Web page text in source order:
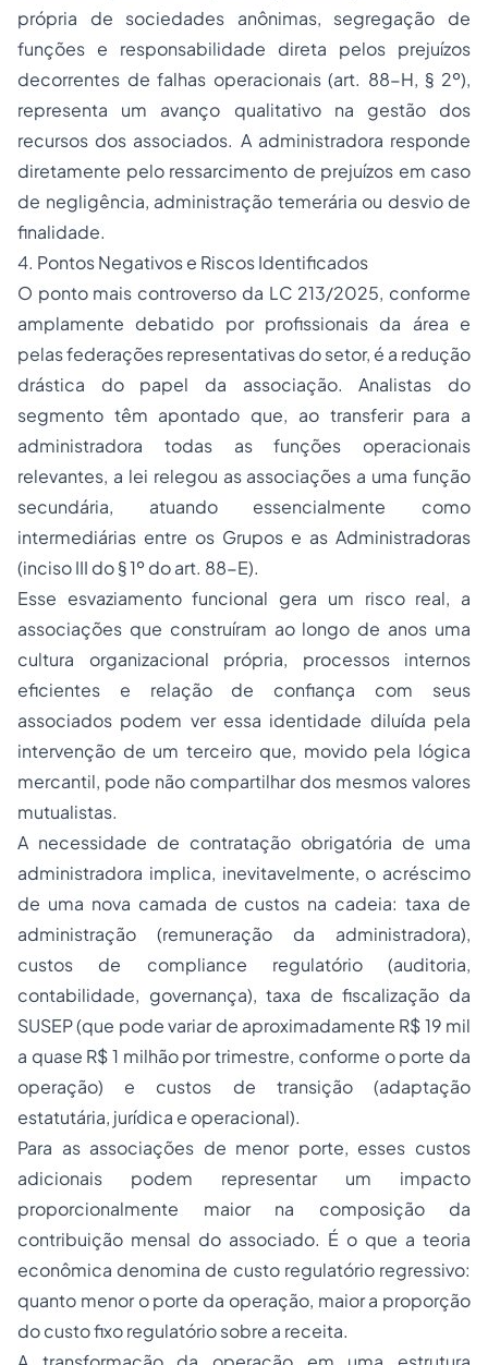
própria de sociedades anônimas, segregação de
funções e responsabilidade direta pelos prejuízos
decorrentes de falhas operacionais (art. 88-H, § 2º),
representa um avanço qualitativo na gestão dos
recursos dos associados. A administradora responde
diretamente pelo ressarcimento de prejuízos em caso
de negligência, administração temerária ou desvio de
finalidade.
4. Pontos Negativos e Riscos Identificados
O ponto mais controverso da LC 213/2025, conforme
amplamente debatido por profissionais da área e
pelas federações representativas do setor, é a redução
drástica do papel da associação. Analistas do
segmento têm apontado que, ao transferir para a
administradora todas as funções operacionais
relevantes, a lei relegou as associações a uma função
secundária, atuando essencialmente como
intermediárias entre os Grupos e as Administradoras
(inciso III do § 1º do art. 88-E).
Esse esvaziamento funcional gera um risco real, a
associações que construíram ao longo de anos uma
cultura organizacional própria, processos internos
eficientes e relação de confiança com seus
associados podem ver essa identidade diluída pela
intervenção de um terceiro que, movido pela lógica
mercantil, pode não compartilhar dos mesmos valores
mutualistas.
A necessidade de contratação obrigatória de uma
administradora implica, inevitavelmente, o acréscimo
de uma nova camada de custos na cadeia: taxa de
administração (remuneração da administradora),
custos de compliance regulatório (auditoria,
contabilidade, governança), taxa de fiscalização da
SUSEP (que pode variar de aproximadamente R$ 19 mil
a quase R$ 1 milhão por trimestre, conforme o porte da
operação) e custos de transição (adaptação
estatutária, jurídica e operacional).
Para as associações de menor porte, esses custos
adicionais podem representar um impacto
proporcionalmente maior na composição da
contribuição mensal do associado. É o que a teoria
econômica denomina de custo regulatório regressivo:
quanto menor o porte da operação, maior a proporção
do custo fixo regulatório sobre a receita.